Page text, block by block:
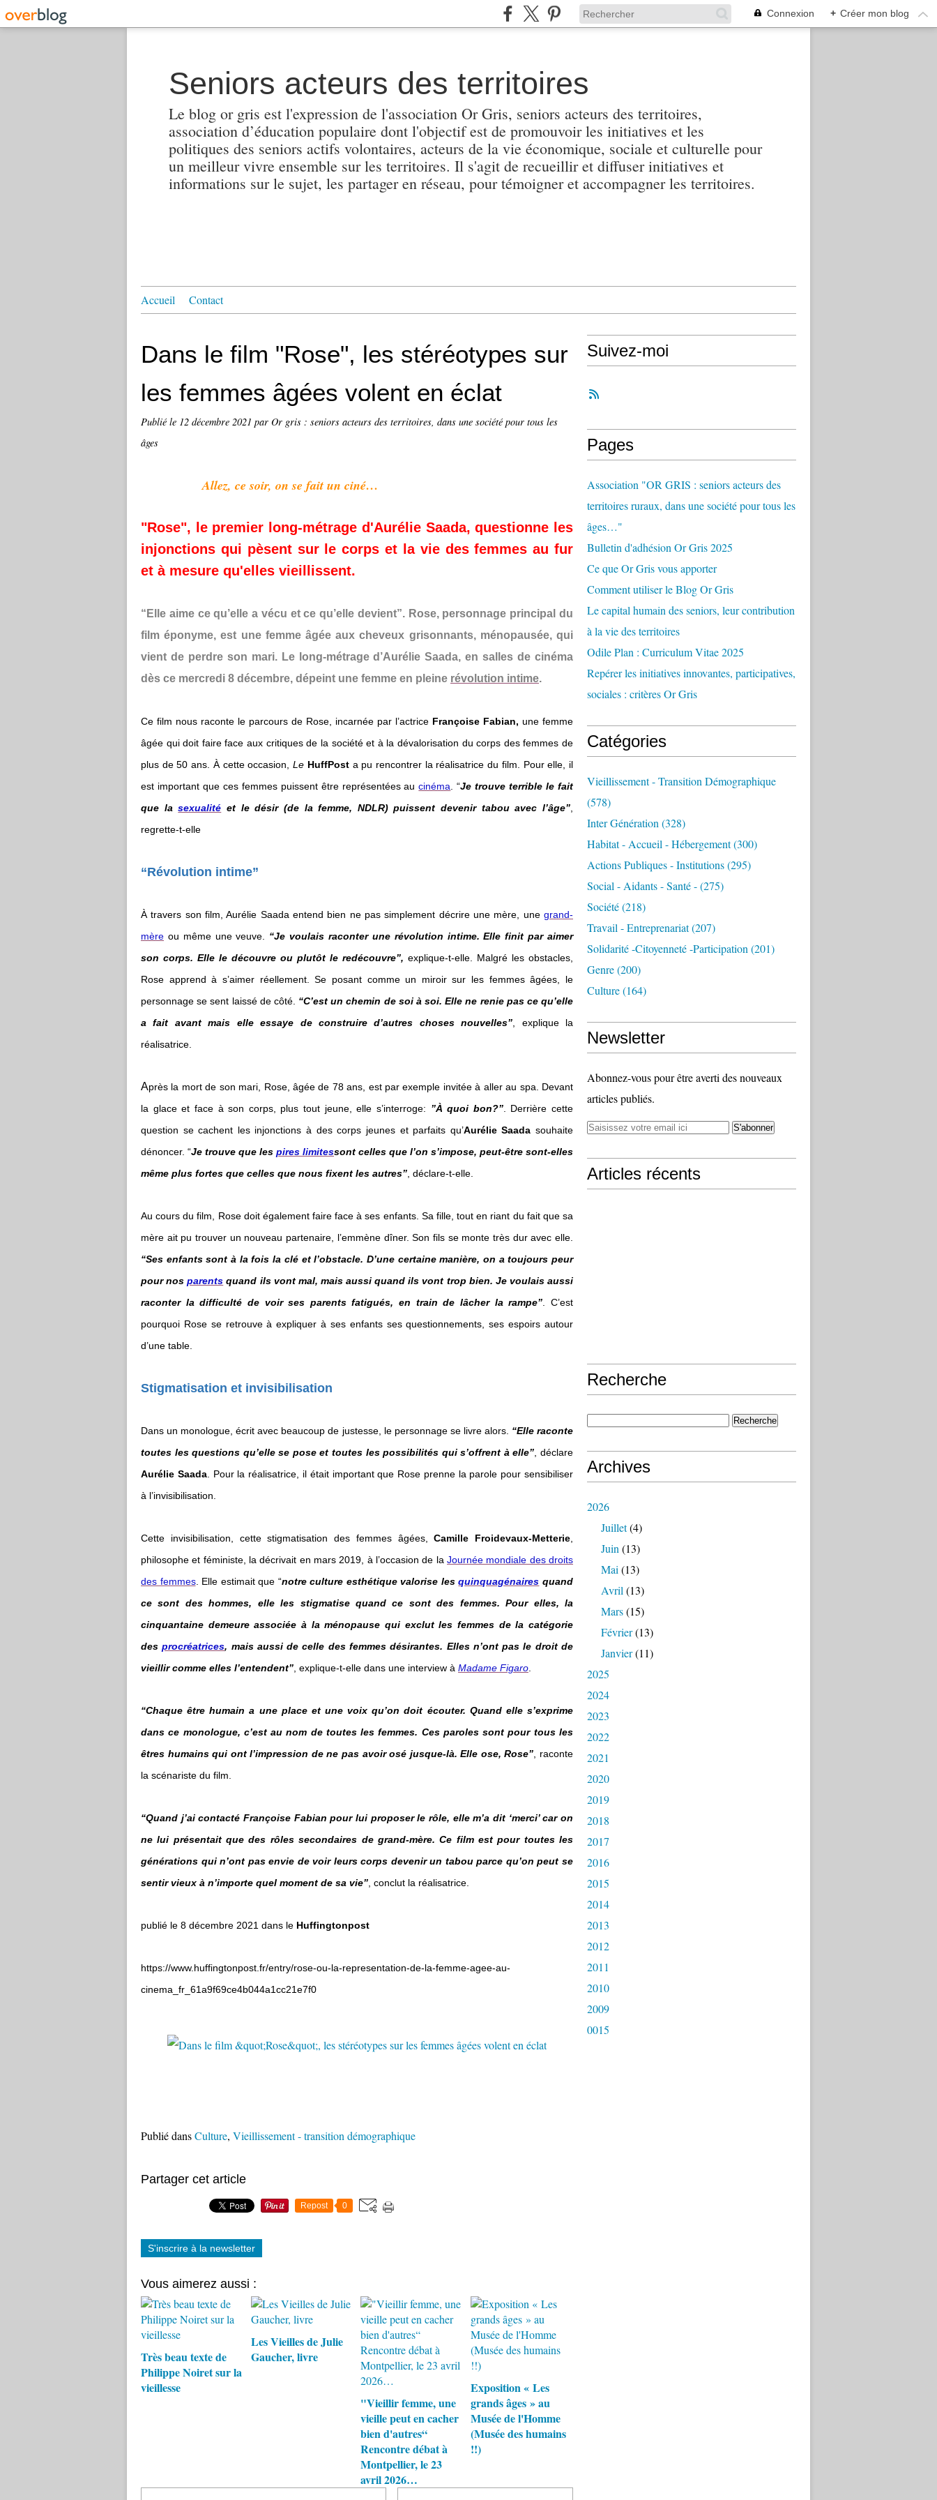
Connexion + Créer mon blog
Seniors acteurs des territoires
Le blog or gris est l'expression de l'association Or Gris, seniors acteurs des territoires,
association d’éducation populaire dont l'objectif est de promouvoir les initiatives et les
politiques des seniors actifs volontaires, acteurs de la vie économique, sociale et culturelle pour
un meilleur vivre ensemble sur les territoires. Il s'agit de recueillir et diffuser initiatives et
informations sur le sujet, les partager en réseau, pour témoigner et accompagner les territoires.
Accueil Contact
Dans le film "Rose", les stéréotypes sur
les femmes âgées volent en éclat
Publié le 12 décembre 2021 par Or gris : seniors acteurs des territoires, dans une société pour tous les
âges
Allez, ce soir, on se fait un ciné…
"Rose", le premier long-métrage d'Aurélie Saada, questionne les
injonctions qui pèsent sur le corps et la vie des femmes au fur
et à mesure qu'elles vieillissent.
“Elle aime ce qu’elle a vécu et ce qu’elle devient”. Rose, personnage principal du
film éponyme, est une femme âgée aux cheveux grisonnants, ménopausée, qui
vient de perdre son mari. Le long-métrage d’Aurélie Saada, en salles de cinéma
dès ce mercredi 8 décembre, dépeint une femme en pleine révolution intime.
Ce film nous raconte le parcours de Rose, incarnée par l’actrice Françoise Fabian, une femme
âgée qui doit faire face aux critiques de la société et à la dévalorisation du corps des femmes de
plus de 50 ans. À cette occasion,Le HuffPosta pu rencontrer la réalisatrice du film. Pour elle, il
est important que ces femmes puissent être représentées aucinéma . “Je trouve terrible le fait
que lasexualité et le désir (de la femme, NDLR) puissent devenir tabou avec l’âge”
regrette-t-elle
“Révolution intime”
À travers son film, Aurélie Saada entend bien ne pas simplement décrire une mère, une grand-
mère ou même une veuve. “Je voulais raconter une révolution intime. Elle finit par aimer
son corps. Elle le découvre ou plutôt le redécouvre”, explique-t-elle. Malgré les obstacles,
Rose apprend à s’aimer réellement. Se posant comme un miroir sur les femmes âgées, le
personnage se sent laissé de côté. “C’est un chemin de soi à soi. Elle ne renie pas ce qu’elle
a fait avant mais elle essaye de construire d’autres choses nouvelles” , explique la
réalisatrice.
Après la mort de son mari, Rose, âgée de 78 ans, est par exemple invitée à aller au spa. Devant
la glace et face à son corps, plus tout jeune, elle s’interroge: ”À quoi bon?”. Derrière cette
question se cachent les injonctions à des corps jeunes et parfaits qu’Aurélie Saada souhaite
dénoncer. “Je trouve que les pires limitessont celles que l’on s’impose, peut-être sont-elles
même plus fortes que celles que nous fixent les autres” , déclare-t-elle.
Au cours du film, Rose doit également faire face à ses enfants. Sa fille, tout en riant du fait que sa
mère ait pu trouver un nouveau partenaire, l’emmène dîner. Son fils se monte très dur avec elle.
“Ses enfants sont à la fois la clé et l’obstacle. D’une certaine manière, on a toujours peur
pour nosparents quand ils vont mal, mais aussi quand ils vont trop bien. Je voulais aussi
raconter la difficulté de voir ses parents fatigués, en train de lâcher la rampe” . C’est
pourquoi Rose se retrouve à expliquer à ses enfants ses questionnements, ses espoirs autour
d’une table.
Stigmatisation et invisibilisation
Dans un monologue, écrit avec beaucoup de justesse, le personnage se livre alors. “Elle raconte
toutes les questions qu’elle se pose et toutes les possibilités qui s’offrent à elle” , déclare
Aurélie Saada. Pour la réalisatrice, il était important que Rose prenne la parole pour sensibiliser
à l’invisibilisation.
Cette invisibilisation, cette stigmatisation des femmes âgées,Camille Froidevaux-Metterie
philosophe et féministe, la décrivait en mars 2019, à l’occasion de la Journée mondiale des droits
des femmes. Elle estimait que “notre culture esthétique valorise lesquinquagénaires quand
ce sont des hommes, elle les stigmatise quand ce sont des femmes. Pour elles, la
cinquantaine demeure associée à la ménopause qui exclut les femmes de la catégorie
desprocréatrices, mais aussi de celle des femmes désirantes. Elles n’ont pas le droit de
vieillir comme elles l’entendent” , explique-t-elle dans une interview à Madame Figaro
“Chaque être humain a une place et une voix qu’on doit écouter. Quand elle s’exprime
dans ce monologue, c’est au nom de toutes les femmes. Ces paroles sont pour tous les
êtres humains qui ont l’impression de ne pas avoir osé jusque-là. Elle ose, Rose” , raconte
la scénariste du film.
“Quand j’ai contacté Françoise Fabian pour lui proposer le rôle, elle m’a dit ‘merci’ car on
ne lui présentait que des rôles secondaires de grand-mère. Ce film est pour toutes les
générations qui n’ont pas envie de voir leurs corps devenir un tabou parce qu’on peut se
sentir vieux à n’importe quel moment de sa vie” , conclut la réalisatrice.
publié le 8 décembre 2021 dans le Huffingtonpost
https://www.huffingtonpost.fr/entry/rose-ou-la-representation-de-la-femme-agee-au-
cinema_fr_61a9f69ce4b044a1cc21e7f0
Publié dansCulture, Vieillissement - transition démographique
Partager cet article
Repost 0
S'inscrire à la newsletter
Vous aimerez aussi :
Très beau texte de
Philippe Noiret sur la
vieillesse
Les Vieilles de Julie
Gaucher, livre
"Vieillir femme, une
vieille peut en cacher
bien d'autres“
Rencontre débat à
Montpellier, le 23
avril 2026…
Exposition « Les
grands âges » au
Musée de l'Homme
(Musée des humains
!!)
Suivez-moi
Pages
Association "OR GRIS : seniors acteurs des
territoires ruraux, dans une société pour tous les
âges…"
Bulletin d'adhésion Or Gris 2025
Ce que Or Gris vous apporter
Comment utiliser le Blog Or Gris
Le capital humain des seniors, leur contribution
à la vie des territoires
Odile Plan : Curriculum Vitae 2025
Repérer les initiatives innovantes, participatives,
sociales : critères Or Gris
Catégories
Vieillissement - Transition Démographique
(578)
Inter Génération (328)
Habitat - Accueil - Hébergement(300)
Actions Publiques - Institutions(295)
Social - Aidants - Santé -(275)
Société(218)
Travail - Entreprenariat(207)
Solidarité -citoyenneté -participation (201)
Genre(200)
Culture(164)
Newsletter
Abonnez-vous pour être averti des nouveaux
articles publiés.
Articles récents
Recherche
Archives
2026
Juillet(4)
Juin (13)
Mai (13)
Avril (13)
Mars(15)
Février(13)
Janvier(11)
2025
2024
2023
2022
2021
2020
2019
2018
2017
2016
2015
2014
2013
2012
2011
2010
2009
0015